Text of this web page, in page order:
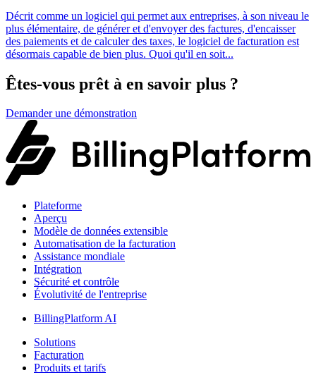
Décrit comme un logiciel qui permet aux entreprises, à son niveau le
plus élémentaire, de générer et d'envoyer des factures, d'encaisser
des paiements et de calculer des taxes, le logiciel de facturation est
désormais capable de bien plus. Quoi qu'il en soit...
Êtes-vous prêt à en savoir plus ?
Demander une démonstration
Plateforme
Aperçu
Modèle de données extensible
Automatisation de la facturation
Assistance mondiale
Intégration
Sécurité et contrôle
Évolutivité de l'entreprise
BillingPlatform AI
Solutions
Facturation
Produits et tarifs